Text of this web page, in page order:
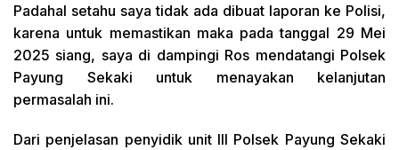
Padahal setahu saya tidak ada dibuat laporan ke Polisi,
karena untuk memastikan maka pada tanggal 29 Mei
2025 siang, saya di dampingi Ros mendatangi Polsek
Payung Sekaki untuk menayakan kelanjutan
permasalah ini.
Dari penjelasan penyidik unit III Polsek Payung Sekaki